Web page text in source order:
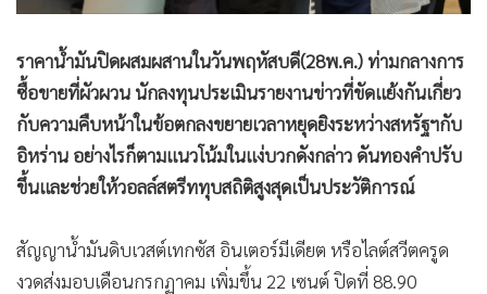
ราคาน้ำมันปิดผสมผสานในวันพฤหัสบดี(28พ.ค.) ท่ามกลางการ
ซื้อขายที่ผัวผวน นักลงทุนประเมินรายงานข่าวที่ขัดแย้งกันเกี่ยว
กับความคืบหน้าในข้อตกลงขยายเวลาหยุดยิงระหว่างสหรัฐฯกับ
อิหร่าน อย่างไรก็ตามแนวโน้มในแง่บวกดังกล่าว ดันทองคำปรับ
ขึ้นและช่วยให้วอลล์สตรีททุบสถิติสูงสุดเป็นประวัติการณ์
สัญญาน้ำมันดิบเวสต์เทกซัส อินเตอร์มีเดียต หรือไลต์สวีตครูด
งวดส่งมอบเดือนกรกฏาคม เพิ่มขึ้น 22 เซนต์ ปิดที่ 88.90